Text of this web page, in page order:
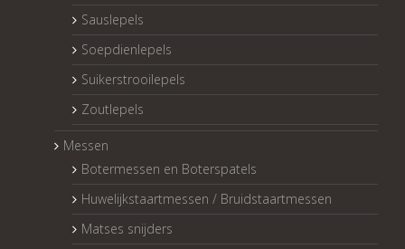
Sauslepels
Soepdienlepels
Suikerstrooilepels
Zoutlepels
Messen
Botermessen en Boterspatels
Huwelijkstaartmessen / Bruidstaartmessen
Matses snijders